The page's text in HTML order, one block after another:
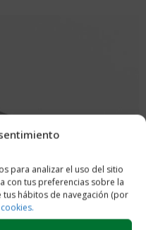
para analizar el uso del sitio
con tus preferencias sobre la
hábitos de navegación (por